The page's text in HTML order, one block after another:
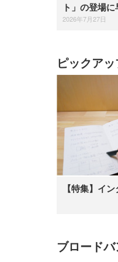
ト」の登場
2026年7月27日
ピックアッ
【特集】イ
ブロード